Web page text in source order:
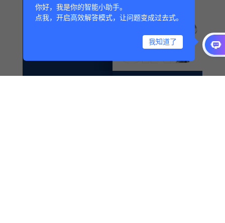
你好，我是你的智能小助手。
点我，开启高效解答模式，让问题变成过去式。
我知道了